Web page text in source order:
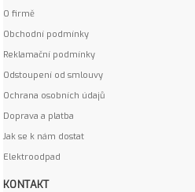
O firmě
Obchodní podmínky
Reklamační podmínky
Odstoupení od smlouvy
Ochrana osobních údajů
Doprava a platba
Jak se k nám dostat
Elektroodpad
KONTAKT